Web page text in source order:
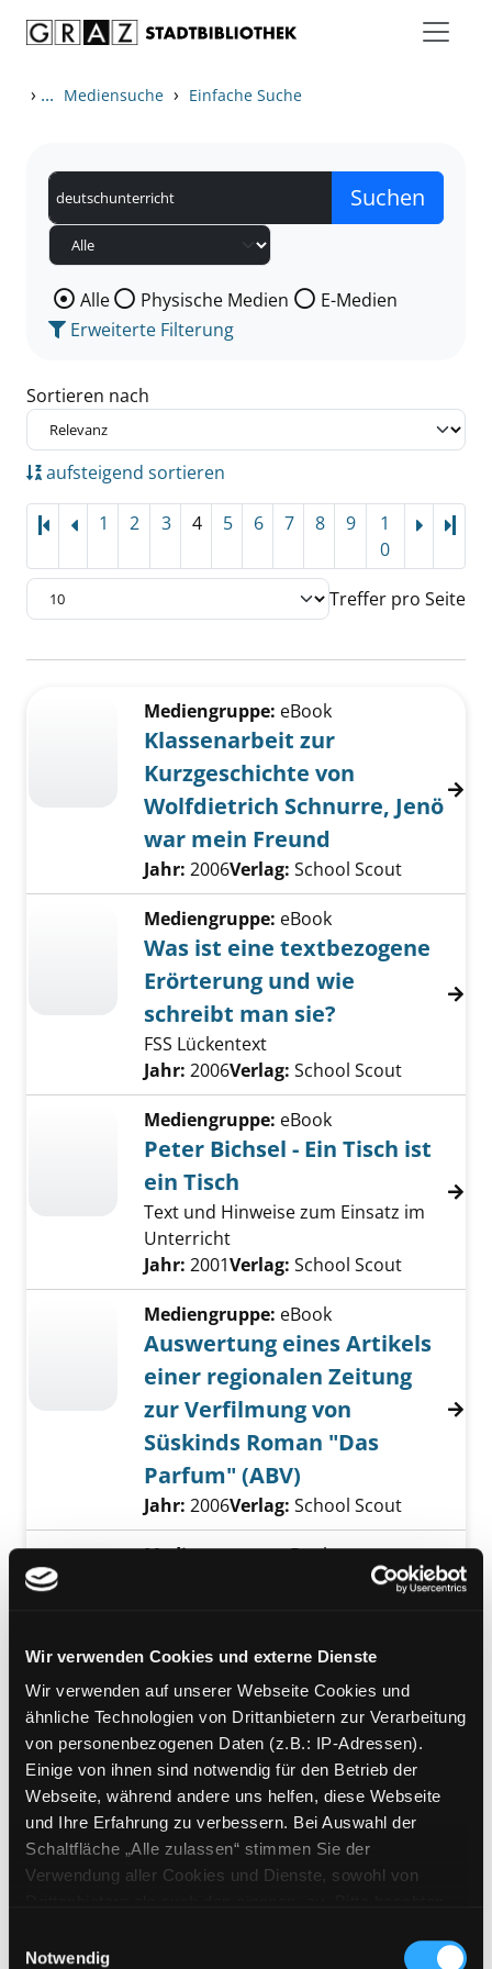
Wir verwenden Cookies und externe Dienste
Wir verwenden auf unserer Webseite Cookies und
ähnliche Technologien von Drittanbietern zur Verarbeitung
von personenbezogenen Daten (z.B.: IP-Adressen).
Einige von ihnen sind notwendig für den Betrieb der
Webseite, während andere uns helfen, diese Webseite
und Ihre Erfahrung zu verbessern. Bei Auswahl der
Schaltfläche „Alle zulassen“ stimmen Sie der
Verwendung aller Cookies und Dienste, sowohl von
Cookies von Drittanbietern, eine Verarbeitung in
Notwendig
› ... Mediensuche › Einfache Suche
Wählen Sie die Medienart nach der Sie suchen wollen.
Alle Physische Medien
E-Medien
Erweiterte Filterung
Sortieren nach
aufsteigend sortieren
1 2 3 4 5 6 7 8 9
1
0
Treffer pro Seite
Zu den Suchfiltern springen
Mediengruppe: eBook
Klassenarbeit zur
Kurzgeschichte von
Wolfdietrich Schnurre, Jenö
war mein Freund
Suche nach diesem Verfasser
Jahr: 2006Verlag: School Scout
Mediengruppe: eBook
Was ist eine textbezogene
Erörterung und wie
schreibt man sie?
FSS Lückentext
Suche nach diesem Verfasser
Jahr: 2006Verlag: School Scout
Mediengruppe: eBook
Peter Bichsel - Ein Tisch ist
ein Tisch
Text und Hinweise zum Einsatz im
Unterricht
Suche nach diesem Verfasser
Jahr: 2001Verlag: School Scout
Mediengruppe: eBook
Auswertung eines Artikels
einer regionalen Zeitung
zur Verfilmung von
Süskinds Roman "Das
Parfum" (ABV)
Suche nach diesem Verfasser
Jahr: 2006Verlag: School Scout
Mediengruppe:eBook
Gottfried Keller - Romeo
Inhalt und Interpretationsansätze
Mediengruppe:eBook
Dürrenmatt: Besuch der
alten Dame
Klassenarbeit: Analyse der
Polizistenszene
Suche nach diesem Verfasser
Jahr:2005 Verlag: School Scout
Literaturreferat zu Günter